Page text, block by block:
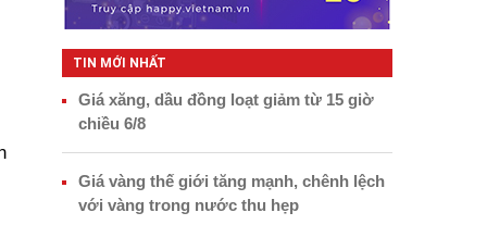
TIN MỚI NHẤT
Giá xăng, dầu đồng loạt giảm từ 15 giờ
chiều 6/8
Giá vàng thế giới tăng mạnh, chênh lệch
với vàng trong nước thu hẹp